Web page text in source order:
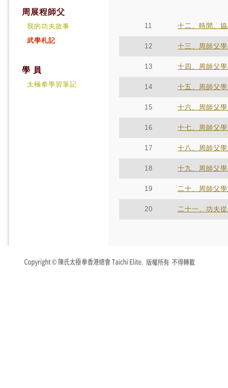
周展程師父
我的功夫故事
武學札記
學 員
太極拳學習筆記
11 十二、時間、
12 十三、周師父
13 十四、周師父
14 十五、周師父
15 十六、周師父
16 十七、周師父
17 十八、周師父
18 十九、周師父
19 二十、周師父
20 二十一、功夫